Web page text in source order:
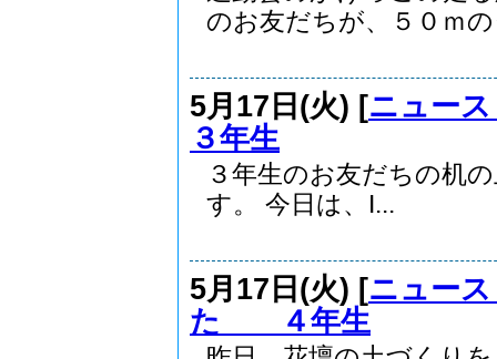
のお友だちが、５０ｍ
5月17日(火) [ニュー
３年生
３年生のお友だちの机
す。 今日は、I...
5月17日(火) [ニュー
た ４年生